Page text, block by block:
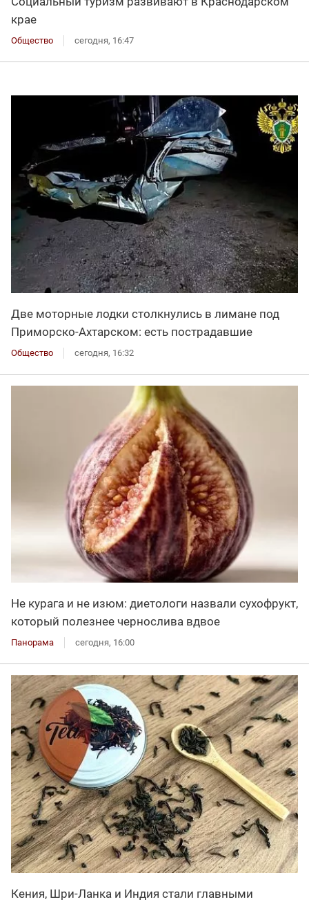
крае
Общество сегодня, 16:47
Две моторные лодки столкнулись в лимане под
Приморско-Ахтарском: есть пострадавшие
Общество сегодня, 16:32
Не курага и не изюм: диетологи назвали сухофрукт,
который полезнее чернослива вдвое
Панорама сегодня, 16:00
Кения, Шри-Ланка и Индия стали главными